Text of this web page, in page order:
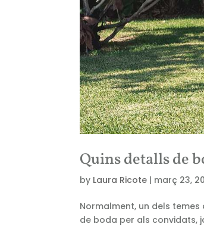
Quins detalls de
by Laura Ricote | març 23,
Normalment, un dels
de boda per als convidats,